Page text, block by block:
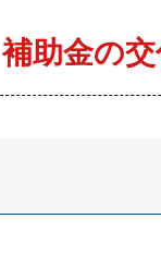
助金の